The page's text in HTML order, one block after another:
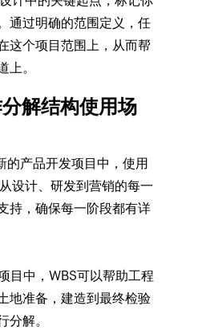
通过明确的范围定义，任
这个项目范围上，从而帮
上。
解结构使用场
的产品开发项目中，使用
设计、研发到营销的每一
持，确保每一阶段都有详
目中，WBS可以帮助工程
地准备，建造到最终检验
分解。